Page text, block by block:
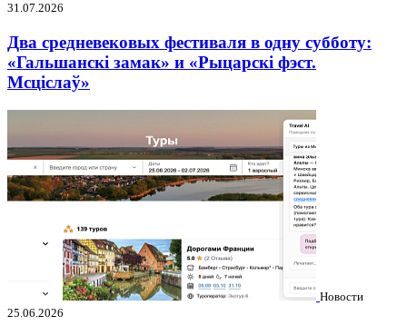
31.07.2026
Два средневековых фестиваля в одну субботу:
«Гальшанскі замак» и «Рыцарскі фэст.
Мсціслаў»
Новости
25.06.2026